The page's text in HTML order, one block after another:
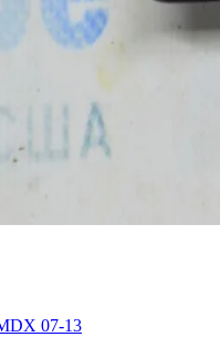
07-13